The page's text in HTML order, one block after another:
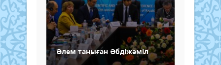
Әлем таныған Әбдіжәміл